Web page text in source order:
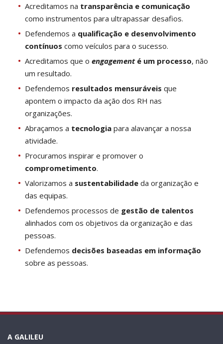
Acreditamos na transparência e comunicação
como instrumentos para ultrapassar desafios.
Defendemos a qualificação e desenvolvimento
contínuos como veículos para o sucesso.
Acreditamos que o engagementé um processo, não
um resultado.
Defendemos resultados mensuráveis que
apontem o impacto da ação dos RH nas
organizações.
Abraçamos a tecnologia para alavançar a nossa
atividade.
Procuramos inspirar e promover o
comprometimento.
Valorizamos a sustentabilidade da organização e
das equipas.
Defendemos processos de gestão de talentos
alinhados com os objetivos da organização e das
pessoas.
Defendemos decisões baseadas em informação
sobre as pessoas.
A GALILEU